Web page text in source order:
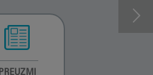
PREUZMI